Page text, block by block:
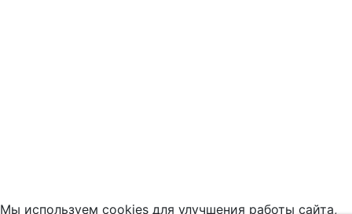
Мы используем cookies для улучшения работы сайта,